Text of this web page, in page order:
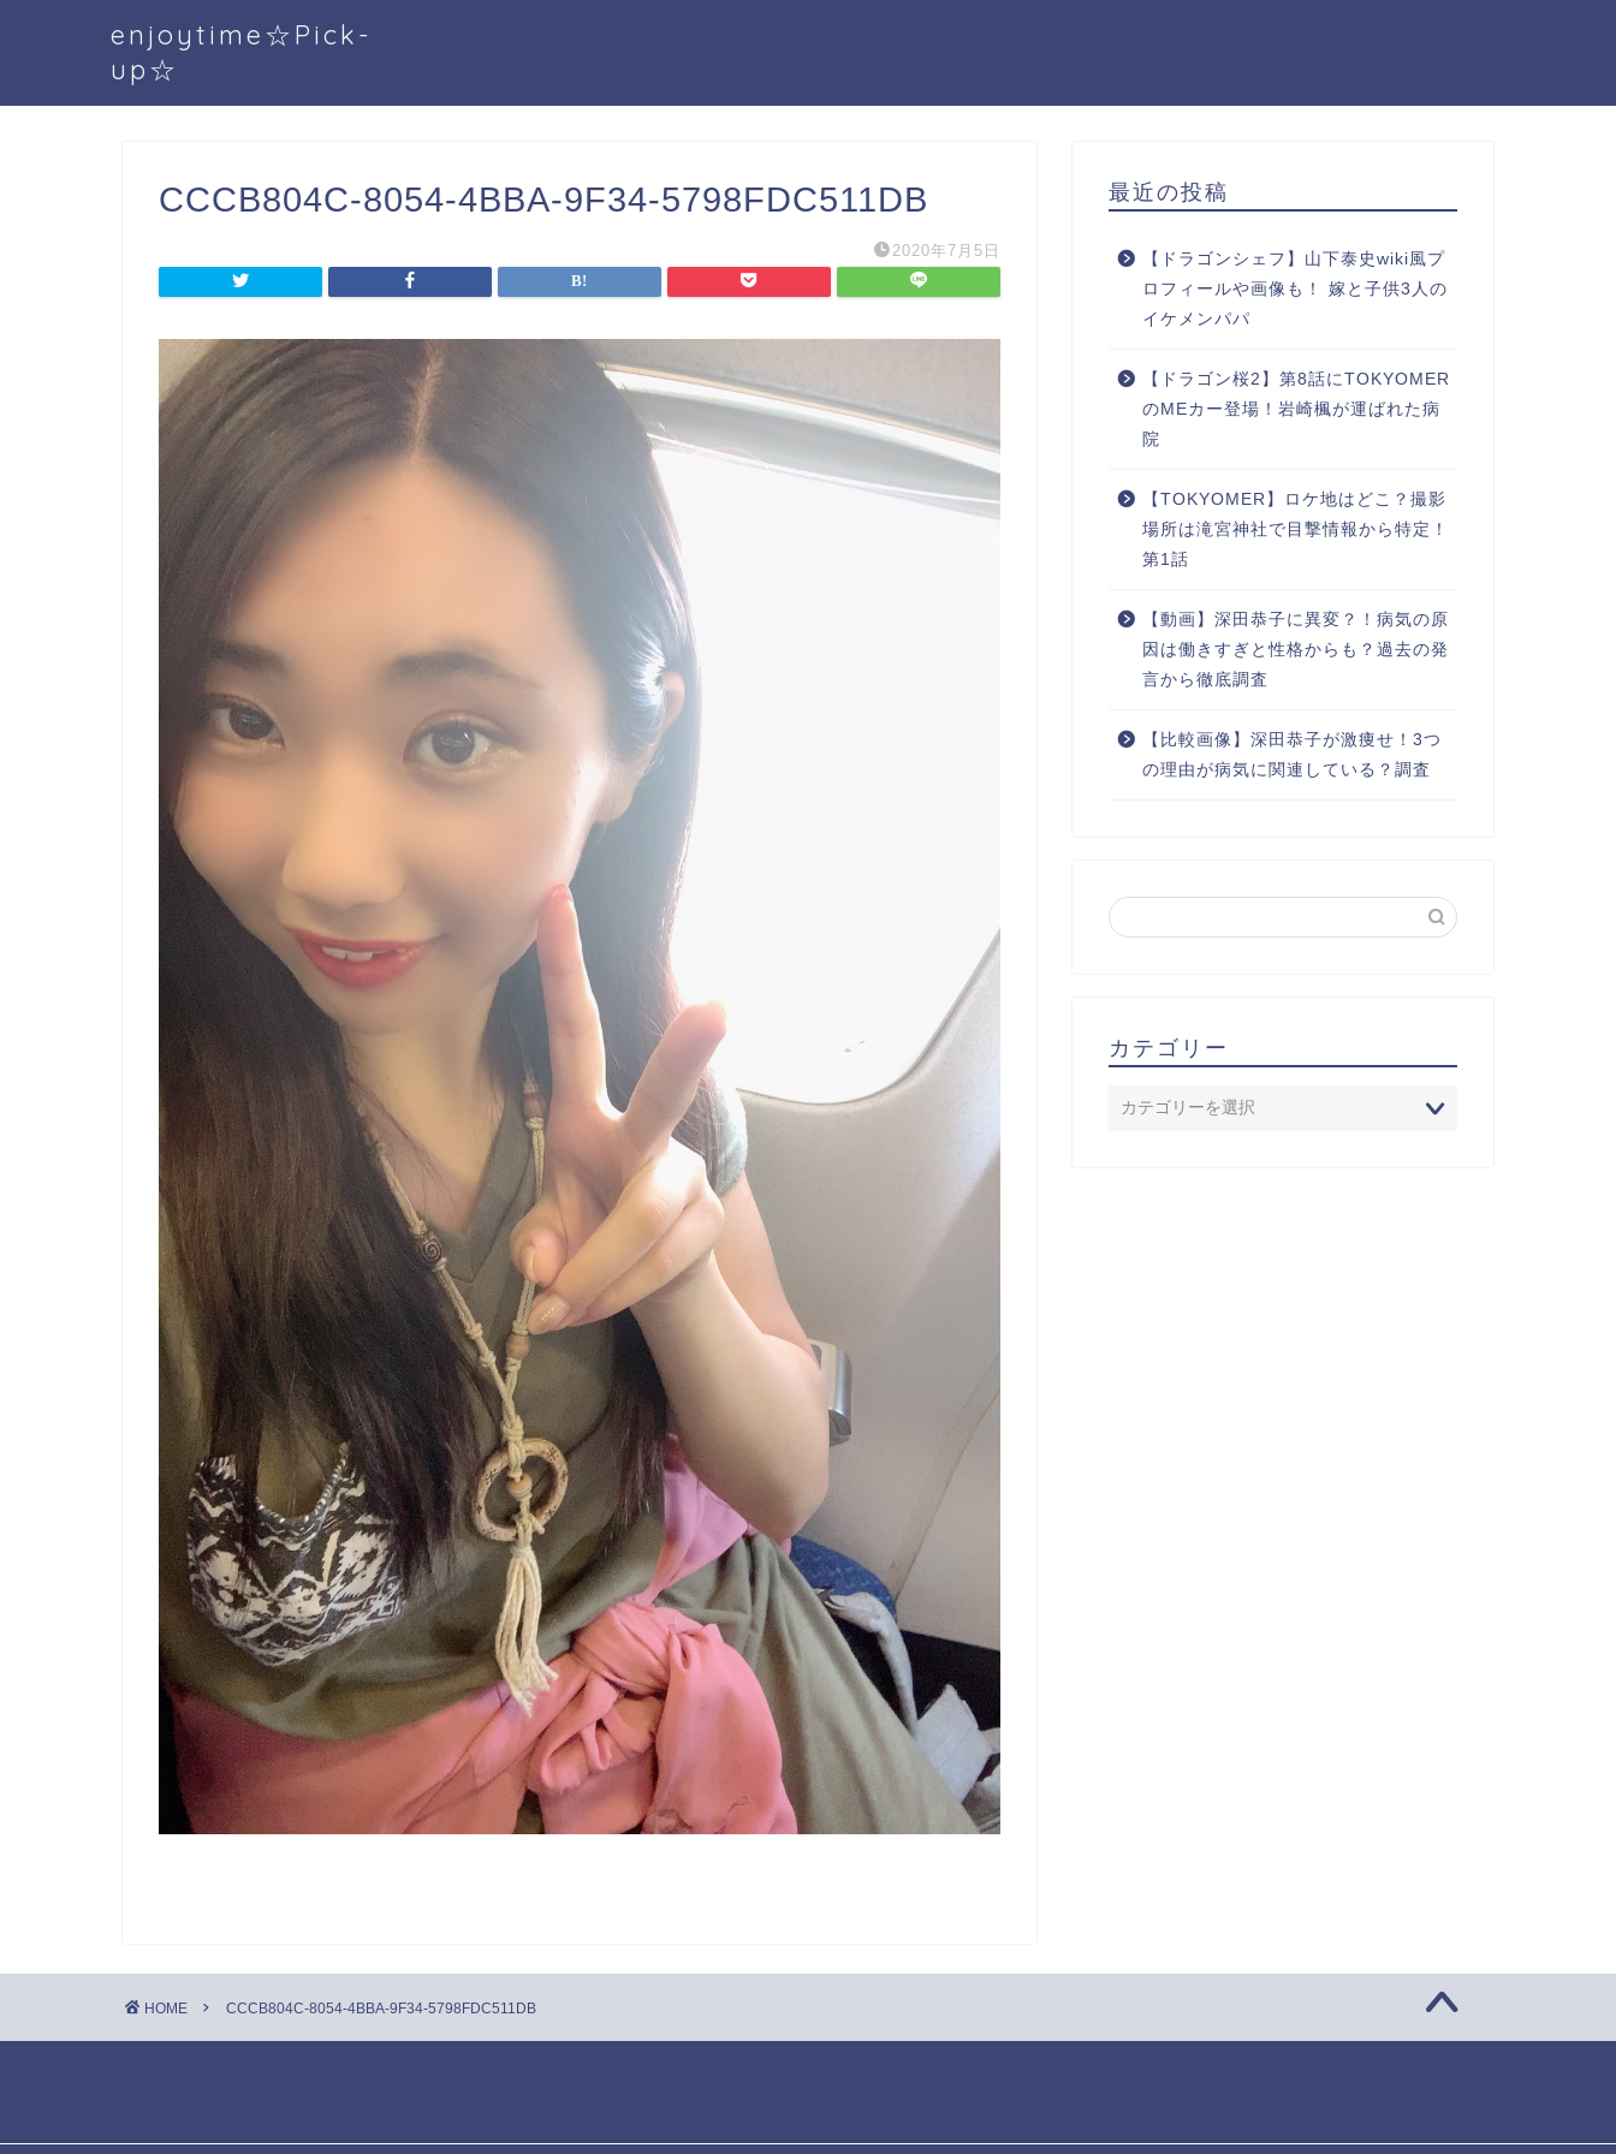
enjoytime☆Pick-
up☆
CCCB804C-8054-4BBA-9F34-5798FDC511DB
2020年7月5日
最近の投稿
【ドラゴンシェフ】山下泰史wiki風プ
ロフィールや画像も！ 嫁と子供3人の
イケメンパパ
【ドラゴン桜2】第8話にTOKYOMER
のMEカー登場！岩崎楓が運ばれた病
院
【TOKYOMER】ロケ地はどこ？撮影
場所は滝宮神社で目撃情報から特定！
第1話
【動画】深田恭子に異変？！病気の原
因は働きすぎと性格からも？過去の発
言から徹底調査
【比較画像】深田恭子が激痩せ！3つ
の理由が病気に関連している？調査
カテゴリー
HOME CCCB804C-8054-4BBA-9F34-5798FDC511DB